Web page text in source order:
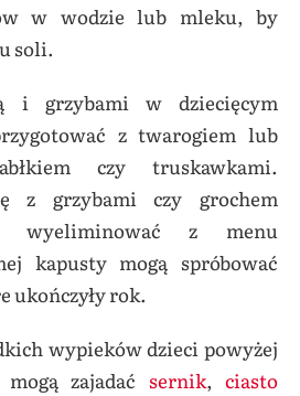
w wodzie lub mleku, by
soli.
i grzybami w dziecięcym
z twarogiem lub
czy truskawkami.
z grzybami czy grochem
wyeliminować z menu
kapusty mogą spróbować
ukończyły rok.
wypieków dzieci powyżej
zajadać sernik, ciasto